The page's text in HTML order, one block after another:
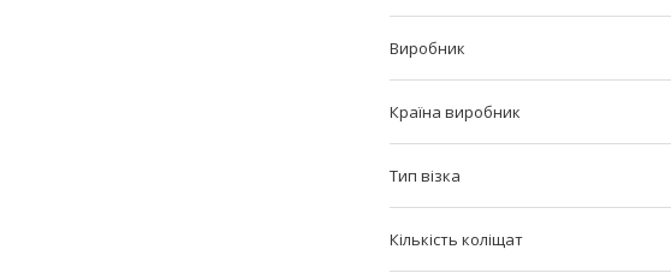
Виробник
Країна виробник
Тип візка
Кількість коліщат